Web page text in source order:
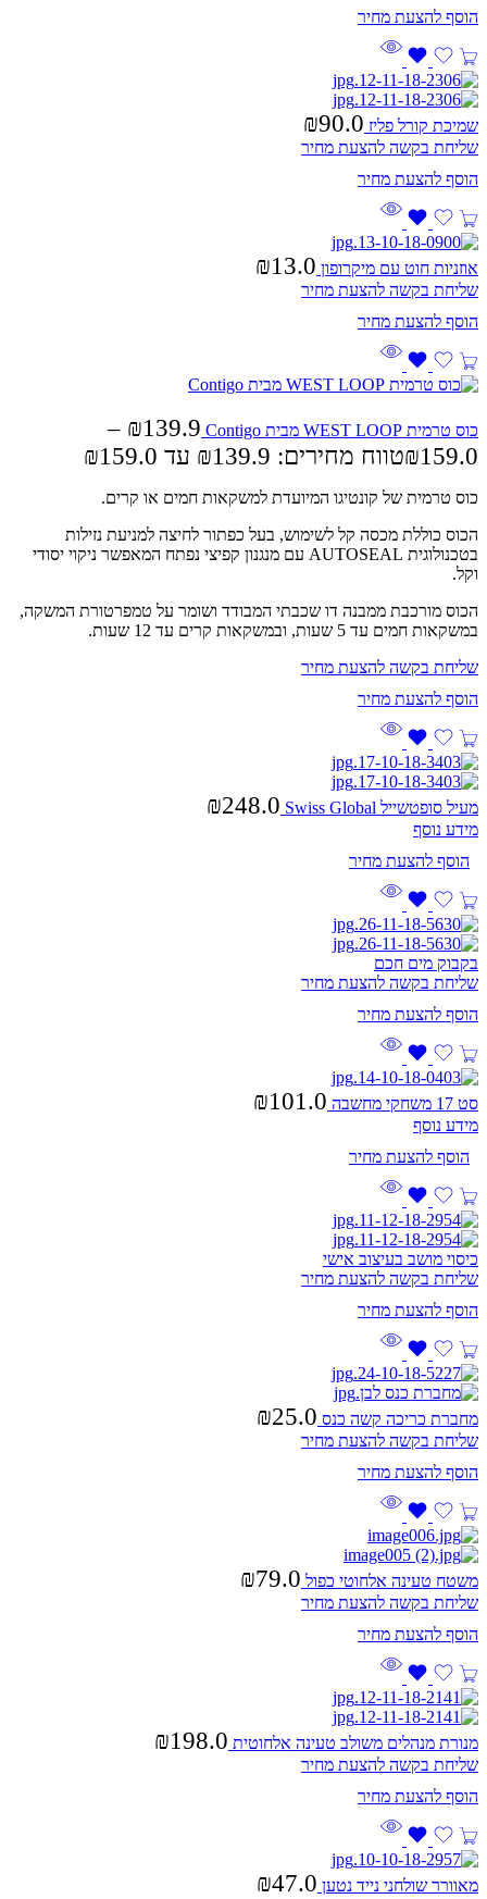
שמיכת קורל פליז ₪90.0
שליחת בקשה להצעת מחיר
אוזניות חוט עם מיקרופון ₪13.0
שליחת בקשה להצעת מחיר
כוס טרמית WEST LOOP מבית Contigo ₪139.9
–
₪159.0 טווח מחירים: ⁦₪139.9⁩ עד ⁦₪159.0⁩
כוס טרמית של קונטיגו המיועדת למשקאות חמים או קרים.
הכוס כוללת מכסה קל לשימוש, בעל כפתור לחיצה למניעת נזילות
בטכנולוגית AUTOSEAL עם מנגנון קפיצי נפתח המאפשר ניקוי יסודי
וקל.
הכוס מורכבת ממבנה דו שכבתי המבודד ושומר על טמפרטורת המשקה,
במשקאות חמים עד 5 שעות, ובמשקאות קרים עד 12 שעות.
שליחת בקשה להצעת מחיר
מעיל סופטשייל Swiss Global ₪248.0
מידע נוסף
בקבוק מים חכם
שליחת בקשה להצעת מחיר
סט 17 משחקי מחשבה ₪101.0
מידע נוסף
כיסוי מושב בעיצוב אישי
שליחת בקשה להצעת מחיר
מחברת כריכה קשה כנס ₪25.0
שליחת בקשה להצעת מחיר
משטח טעינה אלחוטי כפול ₪79.0
שליחת בקשה להצעת מחיר
מנורת מנהלים משולב טעינה אלחוטית ₪198.0
שליחת בקשה להצעת מחיר
מאוורר שולחני נייד נטען ₪47.0